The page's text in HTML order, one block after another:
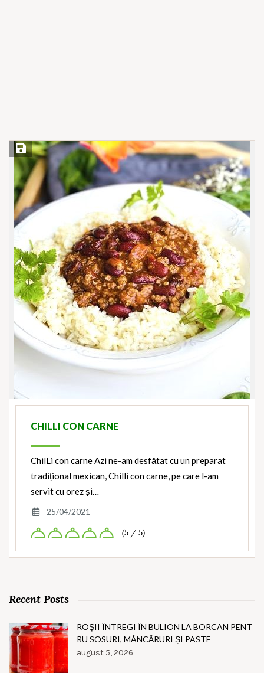
Save Recipe
CHILLI CON CARNE
ChilLi con carne Azi ne-am desfătat cu un preparat
tradițional mexican, Chilli con carne, pe care l-am
servit cu orez și…
25/04/2021
(5 / 5)
Recent Posts
ROȘII ÎNTREGI ÎN BULION LA BORCAN PENT
RU SOSURI, MÂNCĂRURI ȘI PASTE
august 5, 2026